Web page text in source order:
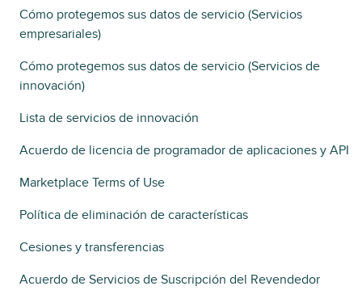
Cómo protegemos sus datos de servicio (Servicios
empresariales)
Cómo protegemos sus datos de servicio (Servicios de
innovación)
Lista de servicios de innovación
Acuerdo de licencia de programador de aplicaciones y API
Marketplace Terms of Use
Política de eliminación de características
Cesiones y transferencias
Acuerdo de Servicios de Suscripción del Revendedor